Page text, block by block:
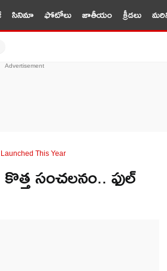
సినిమా ఫోటోలు జాతీయం క్రీడలు
This Year
సంచలనం.. ఫుల్